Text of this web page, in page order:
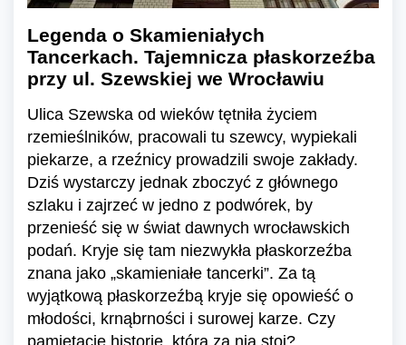
Legenda o Skamieniałych
Tancerkach. Tajemnicza płaskorzeźba
przy ul. Szewskiej we Wrocławiu
Ulica Szewska od wieków tętniła życiem
rzemieślników, pracowali tu szewcy, wypiekali
piekarze, a rzeźnicy prowadzili swoje zakłady.
Dziś wystarczy jednak zboczyć z głównego
szlaku i zajrzeć w jedno z podwórek, by
przenieść się w świat dawnych wrocławskich
podań. Kryje się tam niezwykła płaskorzeźba
znana jako „skamieniałe tancerki”. Za tą
wyjątkową płaskorzeźbą kryje się opowieść o
młodości, krnąbrności i surowej karze. Czy
pamiętacie historię, która za nią stoi?